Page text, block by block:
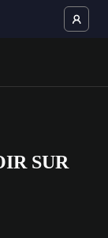
SUR